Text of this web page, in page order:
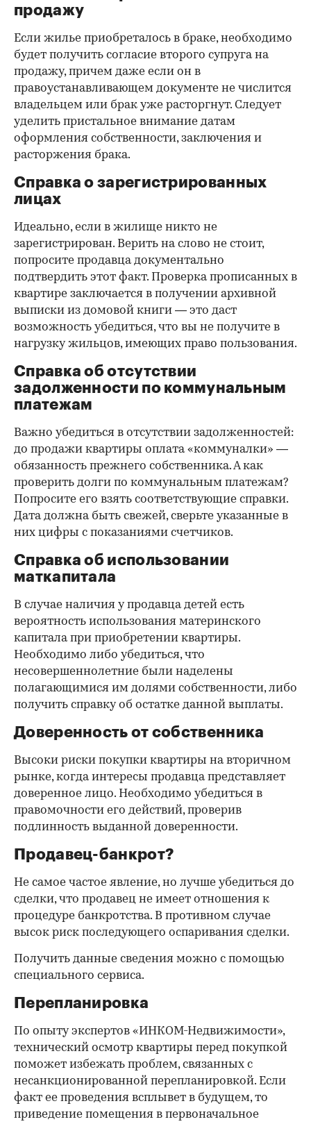
продажу
Если жилье приобреталось в браке, необходимо
будет получить согласие второго супруга на
продажу, причем даже если он в
правоустанавливающем документе не числится
владельцем или брак уже расторгнут. Следует
уделить пристальное внимание датам
оформления собственности, заключения и
расторжения брака.
Справка о зарегистрированных
лицах
Идеально, если в жилище никто не
зарегистрирован. Верить на слово не стоит,
попросите продавца документально
подтвердить этот факт. Проверка прописанных в
квартире заключается в получении архивной
выписки из домовой книги — это даст
возможность убедиться, что вы не получите в
нагрузку жильцов, имеющих право пользования.
Справка об отсутствии
задолженности по коммунальным
платежам
Важно убедиться в отсутствии задолженностей:
до продажи квартиры оплата «коммуналки» —
обязанность прежнего собственника. А как
проверить долги по коммунальным платежам?
Попросите его взять соответствующие справки.
Дата должна быть свежей, сверьте указанные в
них цифры с показаниями счетчиков.
Справка об использовании
маткапитала
В случае наличия у продавца детей есть
вероятность использования материнского
капитала при приобретении квартиры.
Необходимо либо убедиться, что
несовершеннолетние были наделены
полагающимися им долями собственности, либо
получить справку об остатке данной выплаты.
Доверенность от собственника
Высоки риски покупки квартиры на вторичном
рынке, когда интересы продавца представляет
доверенное лицо. Необходимо убедиться в
правомочности его действий, проверив
подлинность выданной доверенности.
Продавец-банкрот?
Не самое частое явление, но лучше убедиться до
сделки, что продавец не имеет отношения к
процедуре банкротства. В противном случае
высок риск последующего оспаривания сделки.
Получить данные сведения можно с помощью
специального сервиса.
Перепланировка
По опыту экспертов «ИНКОМ-Недвижимости»,
технический осмотр квартиры перед покупкой
поможет избежать проблем, связанных с
несанкционированной перепланировкой. Если
факт ее проведения всплывет в будущем, то
приведение помещения в первоначальное